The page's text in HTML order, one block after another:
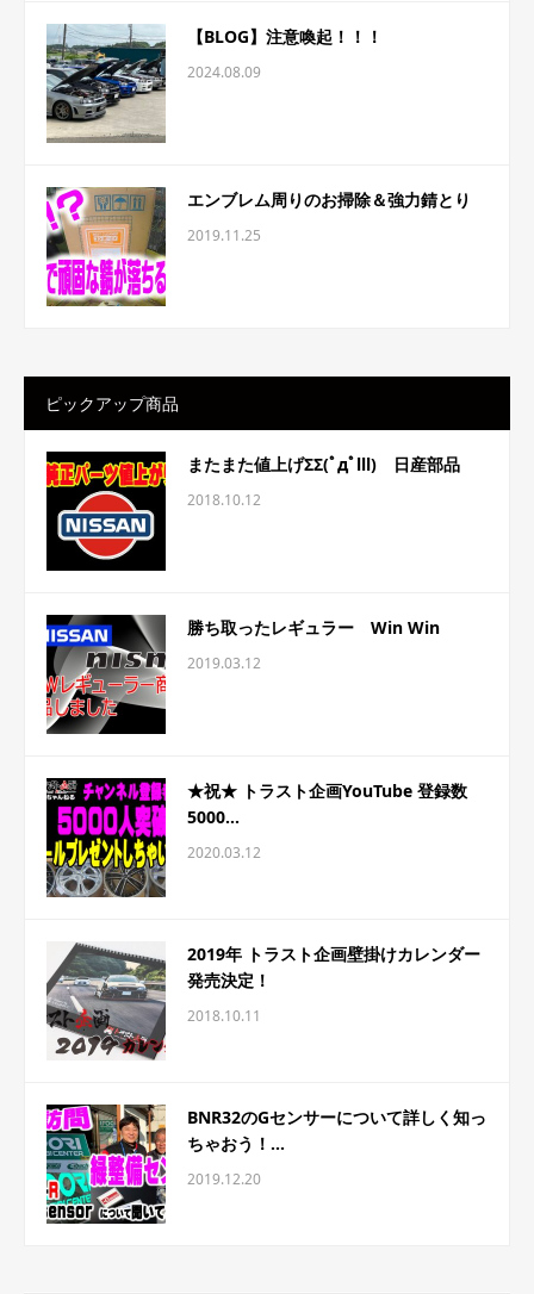
【BLOG】注意喚起！！！
2024.08.09
エンブレム周りのお掃除＆強力錆とり
2019.11.25
ピックアップ商品
またまた値上げΣΣ(ﾟдﾟlll) 日産部品
2018.10.12
勝ち取ったレギュラー Win Win
2019.03.12
★祝★ トラスト企画YouTube 登録数
5000...
2020.03.12
2019年 トラスト企画壁掛けカレンダー
発売決定！
2018.10.11
BNR32のGセンサーについて詳しく知っ
ちゃおう！...
2019.12.20